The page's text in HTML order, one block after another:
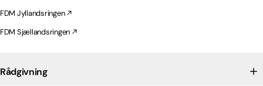
FDM Jyllandsringen
FDM Sjællandsringen
Rådgivning